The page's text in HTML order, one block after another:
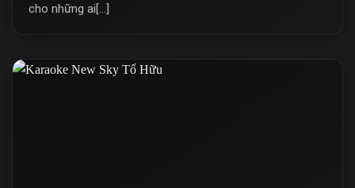
cho những ai[...]